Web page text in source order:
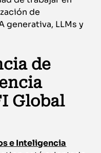
de
generativa, LLMs y
de
Global
e Inteligencia